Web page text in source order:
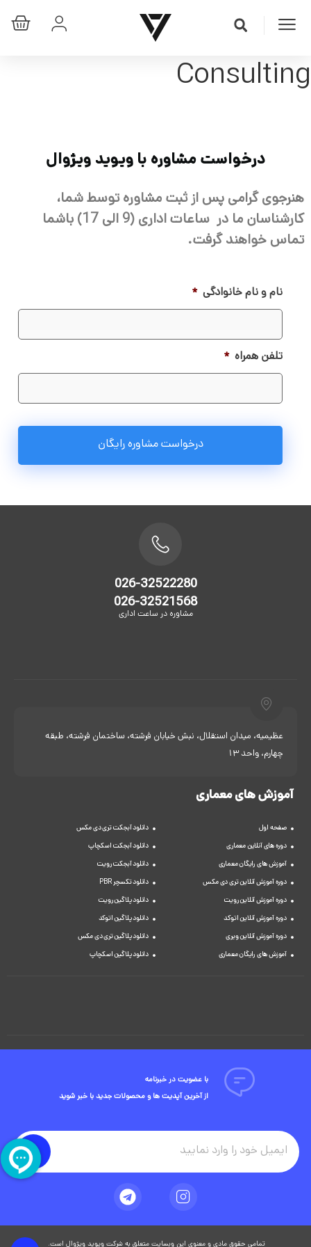
Consulting
درخواست مشاوره با ویوید ویژوال
هنرجوی گرامی پس از ثبت مشاوره توسط شما،
کارشناسان ما در ساعات اداری (9 الی 17) باشما
تماس خواهند گرفت.
نام و نام خانوادگی *
تلفن همراه *
026-32522280
026-32521568
مشاوره در ساعت اداری
عظیمیه، میدان استقلال، نبش خیابان فرشته، ساختمان فرشته، طبقه
چهارم، واحد 13
آموزش های معماری
صفحه اول
دوره های آنلاین معماری
آموزش های رایگان معماری
دوره آموزش آنلاین تری دی مکس
دوره آموزش آنلاین رویت
دوره آموزش آنلاین اتوکد
دوره آموزش آنلاین ویری
آموزش های رایگان معماری
دانلود آبجکت تری دی مکس
دانلود آبجکت اسکچاپ
دانلود آبجکت رویت
دانلود تکسچر PBR
دانلود پلاگین رویت
دانلود پلاگین اتوکد
دانلود پلاگین تری دی مکس
دانلود پلاگین اسکچاپ
با عضویت در خبرنامه
از آخرین آپدیت ها و محصولات جدید با خبر شوید
تمامی حقوق مادی و معنوی این وبسایت متعلق به شرکت ویوید ویژوال است.